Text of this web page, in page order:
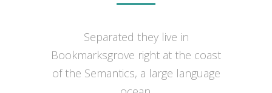
Separated they live in
Bookmarksgrove right at the coast
of the Semantics, a large language